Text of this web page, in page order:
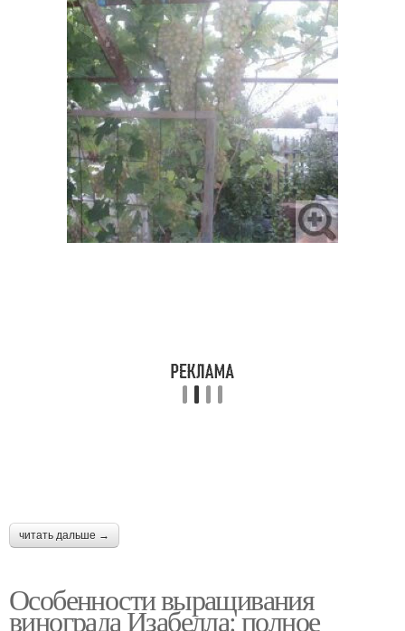
читать дальше →
Особенности выращивания
винограда Изабелла: полное